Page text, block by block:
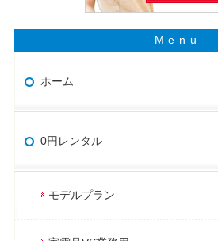
ホーム
0円レンタル
モデルプラン